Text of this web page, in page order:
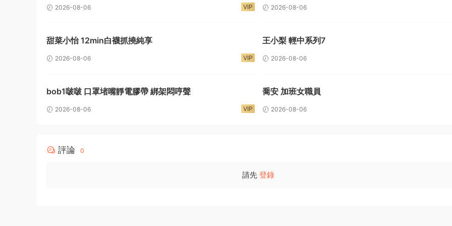
2026-08-06 VIP 2026-08-06
甜菜小怡 12min白襪抓撓純享
2026-08-06 VIP
王小梨 輕中系列7
2026-08-06
bob1啵啵 口罩堵嘴靜電膠帶 綁架悶哼聲
2026-08-06 VIP
喬安 加班女職員
2026-08-06
評論 0
請先 登錄